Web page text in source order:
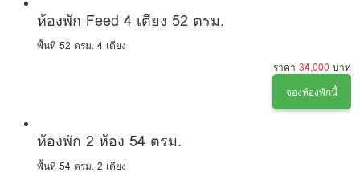
ห้องพัก Feed 4 เตียง 52 ตรม.
พื้นที่ 52 ตรม. 4 เตียง
ราคา 34,000 บาท
จองห้องพักนี้
ห้องพัก 2 ห้อง 54 ตรม.
พื้นที่ 54 ตรม. 2 เตียง